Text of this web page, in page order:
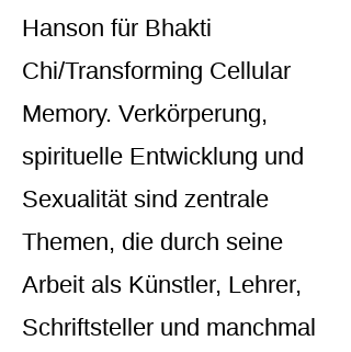
Hanson für Bhakti
Chi/Transforming Cellular
Memory. Verkörperung,
spirituelle Entwicklung und
Sexualität sind zentrale
Themen, die durch seine
Arbeit als Künstler, Lehrer,
Schriftsteller und manchmal